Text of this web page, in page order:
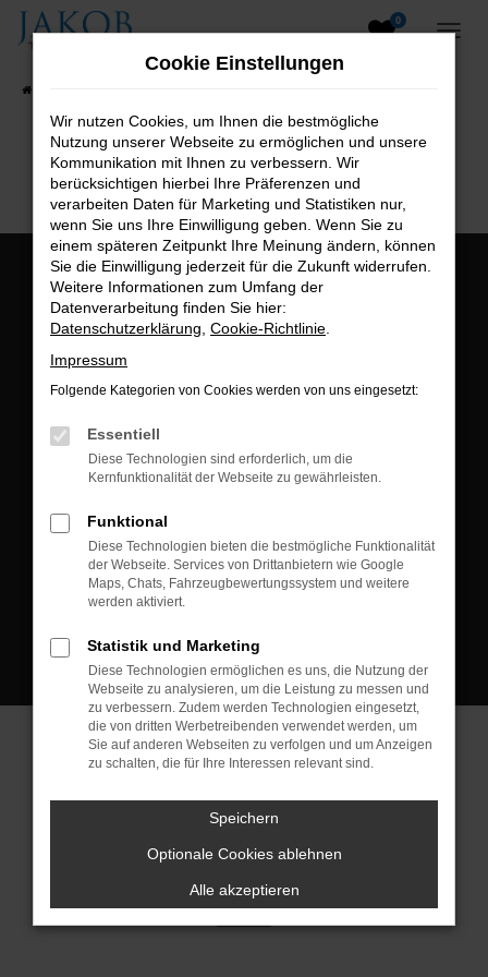
Zum
0
B2B-Shop
Öffnungszeiten:
Montag bis Freitag:
Postadresse:
Kontakt:
Tel.: +49 3745 760 90 20
Fax: +49 3745 760 90 21
Mail: fj@jakob-trading.com
Cookie Einstellungen
© 2026 Jakob Trading GmbH | Neustädter Straße 1 | DE-08223
Neustadt/Vogtland | fj@jakob-trading.com | Webdesign by audaris.de
Cookie Einstellungen
Wir nutzen Cookies, um Ihnen die bestmögliche
Nutzung unserer Webseite zu ermöglichen und unsere
Kommunikation mit Ihnen zu verbessern. Wir
berücksichtigen hierbei Ihre Präferenzen und
verarbeiten Daten für Marketing und Statistiken nur,
wenn Sie uns Ihre Einwilligung geben. Wenn Sie zu
einem späteren Zeitpunkt Ihre Meinung ändern, können
Sie die Einwilligung jederzeit für die Zukunft widerrufen.
Weitere Informationen zum Umfang der
Datenverarbeitung finden Sie hier:
Datenschutzerklärung Cookie-Richtlinie
Impressum
Folgende Kategorien von Cookies werden von uns eingesetzt:
Essentiell
Diese Technologien sind erforderlich, um die
Kernfunktionalität der Webseite zu gewährleisten.
Funktional
Diese Technologien bieten die bestmögliche Funktionalität
der Webseite. Services von Drittanbietern wie Google
Maps, Chats, Fahrzeugbewertungssystem und weitere
werden aktiviert.
Statistik und Marketing
Diese Technologien ermöglichen es uns, die Nutzung der
Webseite zu analysieren, um die Leistung zu messen und
zu verbessern. Zudem werden Technologien eingesetzt,
die von dritten Werbetreibenden verwendet werden, um
Sie auf anderen Webseiten zu verfolgen und um Anzeigen
zu schalten, die für Ihre Interessen relevant sind.
Speichern
Optionale Cookies ablehnen
Alle akzeptieren